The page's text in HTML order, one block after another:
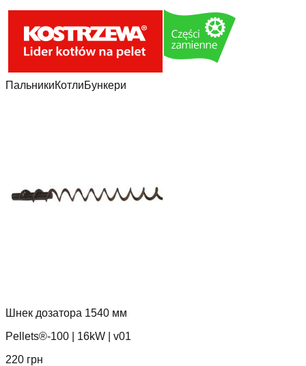
ПальникиКотлиБункери
Шнек дозатора 1540 мм
Pellets®-100
16kW
v01
220 грн